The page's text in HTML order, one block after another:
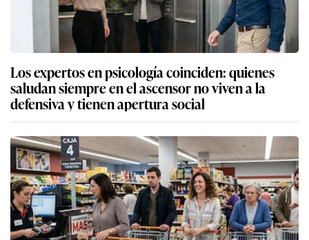
Los expertos en psicología coinciden: quienes
saludan siempre en el ascensor no viven a la
defensiva y tienen apertura social